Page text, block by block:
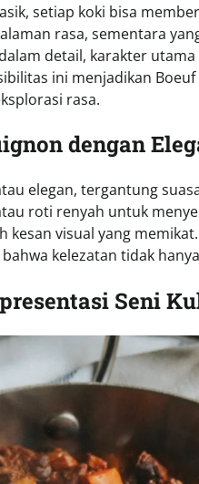
setiap koki bisa
rasa, sementara
detail, karakter
ini menjadikan
rasa.
dengan
elegan, tergantung
roti renyah untuk
visual yang
kelezatan tidak
Seni